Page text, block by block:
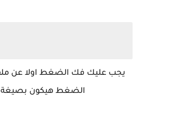
الضغط هيكون بصيغة sdx حتي يقبله الجهاز مرفق برنامج فك الضغط في المرفقات